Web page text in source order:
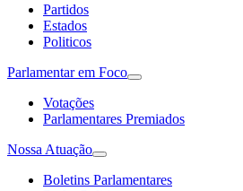
Partidos
Estados
Politicos
Parlamentar em Foco
Votações
Parlamentares Premiados
Nossa Atuação
Boletins Parlamentares